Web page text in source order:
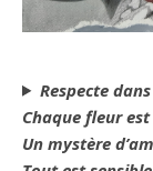
Respecte
Chaque fleur
Un mystère